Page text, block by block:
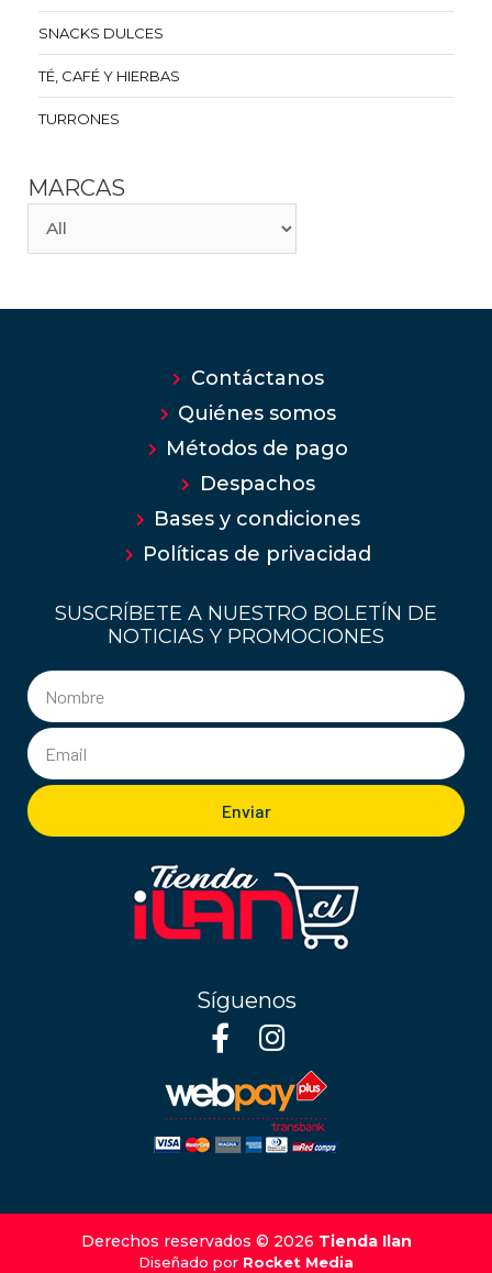
SNACKS DULCES
TÉ, CAFÉ Y HIERBAS
TURRONES
MARCAS
Contáctanos
Quiénes somos
Métodos de pago
Despachos
Bases y condiciones
Políticas de privacidad
SUSCRÍBETE A NUESTRO BOLETÍN DE
NOTICIAS Y PROMOCIONES
Enviar
Síguenos
Derechos reservados © 2026 Tienda Ilan
Diseñado por Rocket Media